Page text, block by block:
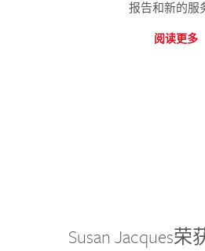
报告和新的服
阅读更多
Susan Jacques荣